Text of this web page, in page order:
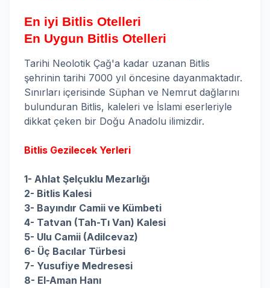
En iyi Bitlis Otelleri
En Uygun Bitlis Otelleri
Tarihi Neolotik Çağ'a kadar uzanan Bitlis
şehrinin tarihi 7000 yıl öncesine dayanmaktadır.
Sınırları içerisinde Süphan ve Nemrut dağlarını
bulunduran Bitlis, kaleleri ve İslami eserleriyle
dikkat çeken bir Doğu Anadolu ilimizdir.
Bitlis Gezilecek Yerleri
1- Ahlat Şelçuklu Mezarlığı
2- Bitlis Kalesi
3- Bayındır Camii ve Kümbeti
4- Tatvan (Tah-Tı Van) Kalesi
5- Ulu Camii (Adilcevaz)
6- Üç Bacılar Türbesi
7- Yusufiye Medresesi
8- El-Aman Hanı